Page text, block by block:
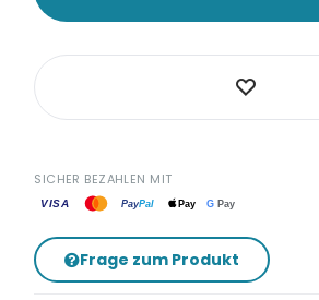
SICHER BEZAHLEN MIT
VISA PayPal Pay G Pay
Frage zum Produkt